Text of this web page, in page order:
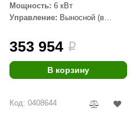
Мощность: 6 кВт
Управление: Выносной (в
353 954 i
В корзину
Код: 0408644